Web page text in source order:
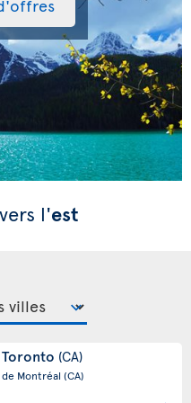
l'est
Toronto (CA)
de Montréal(CA)